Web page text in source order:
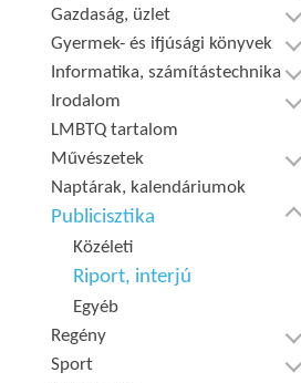
Gazdaság, üzlet
Gyermek- és ifjúsági könyvek
Informatika, számítástechnika
Irodalom
LMBTQ tartalom
Művészetek
Naptárak, kalendáriumok
Publicisztika
Közéleti
Riport, interjú
Egyéb
Regény
Sport